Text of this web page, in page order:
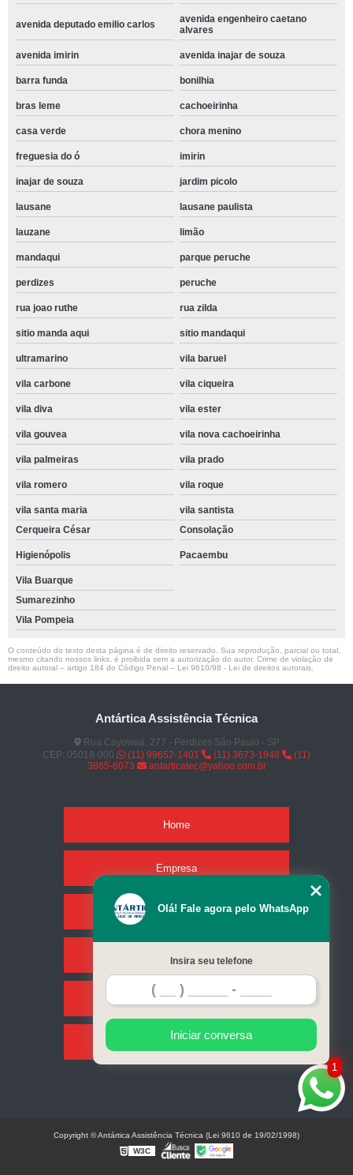
avenida deputado emilio carlos
avenida engenheiro caetano
alvares
avenida imirin avenida inajar de souza
barra funda bonilhia
bras leme cachoeirinha
casa verde chora menino
freguesia do ó imirin
inajar de souza jardim picolo
lausane lausane paulista
lauzane limão
mandaqui parque peruche
perdizes peruche
rua joao ruthe rua zilda
sitio manda aqui sitio mandaqui
ultramarino vila baruel
vila carbone vila ciqueira
vila diva vila ester
vila gouvea vila nova cachoeirinha
vila palmeiras vila prado
vila romero vila roque
vila santa maria
vila santista
Cerqueira César
Consolação
Higienópolis Pacaembu
Vila Buarque
Sumarezinho
Vila Pompeia
O conteúdo do texto desta página é de direito reservado. Sua reprodução, parcial ou total,
mesmo citando nossos links, é proibida sem a autorização do autor. Crime de violação de
direito autoral – artigo 184 do Código Penal – Lei 9610/98 - Lei de direitos autorais
Antártica Assistência Técnica
Rua Cayowaá, 277 - Perdizes São Paulo - SP
CEP: 05018-000
(11) 99652-1401 (11) 3673-1948
(11)
3865-6073
antarticatec@yahoo.com.br
Home
Empresa
Missão
Serviços
Contato
Mapa do site
1
Olá! Fale agora pelo WhatsApp
Insira seu telefone
Iniciar conversa
Copyright © Antártica Assistência Técnica (Lei 9610 de 19/02/1998)
W3C